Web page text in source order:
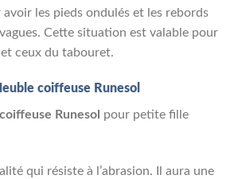
les pieds ondulés et les rebords
Cette situation est valable pour
et ceux du tabouret.
coiffeuse Runesol
Runesol pour petite fille
qui résiste à l’abrasion. Il aura une